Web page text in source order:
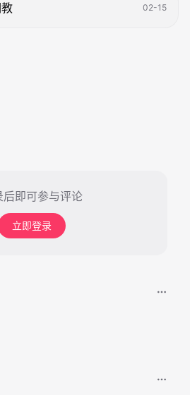
02-15
后即可参与评论
立即登录